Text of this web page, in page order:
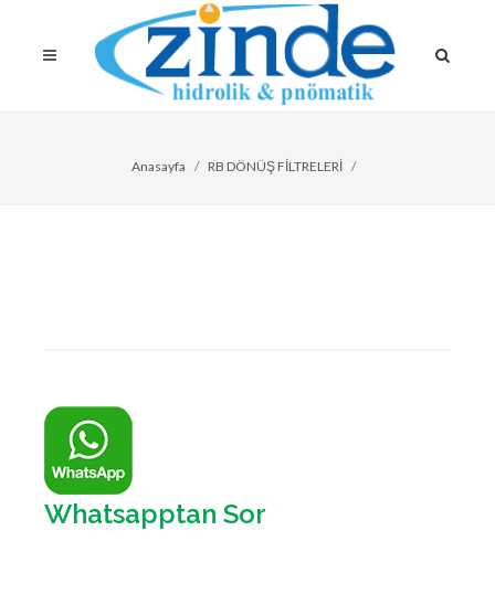
Anasayfa RB DÖNÜŞ FİLTRELERİ
Whatsapptan Sor